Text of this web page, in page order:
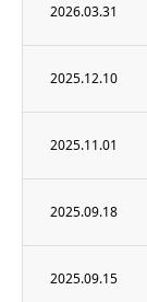
2026.03.31
2025.12.10
2025.11.01
2025.09.18
2025.09.15